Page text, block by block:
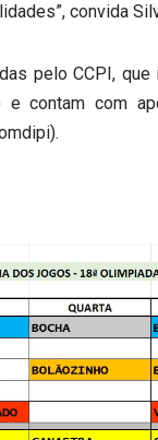
convida
pelo CCPI,
e contam com